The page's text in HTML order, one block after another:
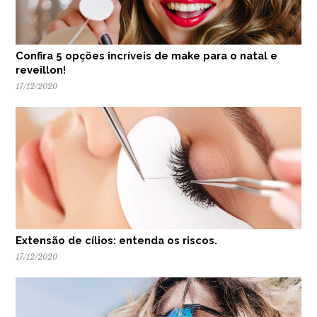
Confira 5 opções incríveis de make para o natal e
reveillon!
17/12/2020
Extensão de cílios: entenda os riscos.
17/12/2020